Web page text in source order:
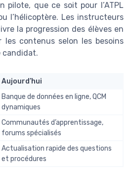
pilote, que ce soit pour l’ATPL
l’hélicoptère. Les instructeurs
la progression des élèves en
les contenus selon les besoins
candidat.
Aujourd’hui
Banque de données en ligne, QCM
dynamiques
Communautés d’apprentissage,
forums spécialisés
Actualisation rapide des questions
et procédures